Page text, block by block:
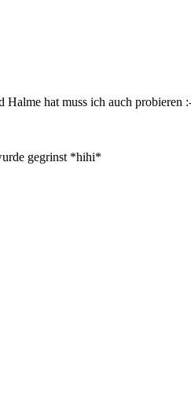
hat muss ich auch probieren
gegrinst *hihi*